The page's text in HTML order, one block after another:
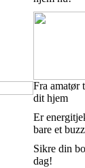
Fra amatør
dit hjem
Er
bare et
Sikre din
dag!